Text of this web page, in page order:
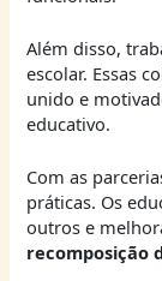
Além disso,
escolar. Essas
unido e
educativo.
Com as
práticas. Os
outros e
recomposição